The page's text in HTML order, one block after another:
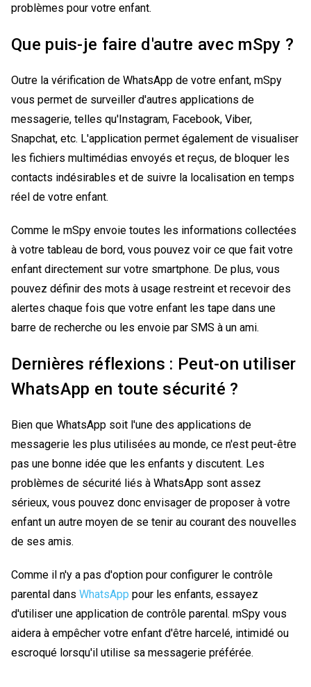
problèmes pour votre enfant.
Que puis-je faire d'autre avec mSpy ?
Outre la vérification de WhatsApp de votre enfant, mSpy
vous permet de surveiller d'autres applications de
messagerie, telles qu'Instagram, Facebook, Viber,
Snapchat, etc. L'application permet également de visualiser
les fichiers multimédias envoyés et reçus, de bloquer les
contacts indésirables et de suivre la localisation en temps
réel de votre enfant.
Comme le mSpy envoie toutes les informations collectées
à votre tableau de bord, vous pouvez voir ce que fait votre
enfant directement sur votre smartphone. De plus, vous
pouvez définir des mots à usage restreint et recevoir des
alertes chaque fois que votre enfant les tape dans une
barre de recherche ou les envoie par SMS à un ami.
Dernières réflexions : Peut-on utiliser
WhatsApp en toute sécurité ?
Bien que WhatsApp soit l'une des applications de
messagerie les plus utilisées au monde, ce n'est peut-être
pas une bonne idée que les enfants y discutent. Les
problèmes de sécurité liés à WhatsApp sont assez
sérieux, vous pouvez donc envisager de proposer à votre
enfant un autre moyen de se tenir au courant des nouvelles
de ses amis.
Comme il n'y a pas d'option pour configurer le contrôle
parental dans WhatsApp pour les enfants, essayez
d'utiliser une application de contrôle parental. mSpy vous
aidera à empêcher votre enfant d'être harcelé, intimidé ou
escroqué lorsqu'il utilise sa messagerie préférée.